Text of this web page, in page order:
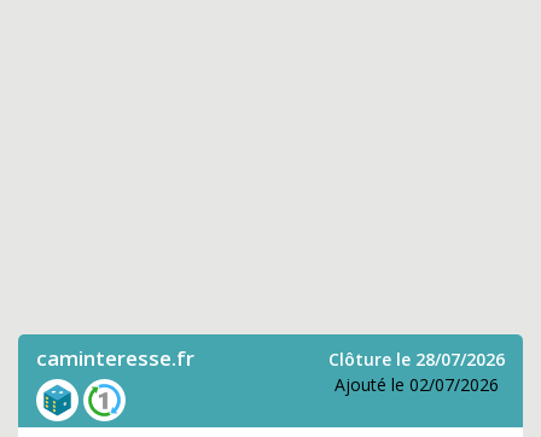
caminteresse.fr
Clôture le 28/07/2026
Ajouté le 02/07/2026